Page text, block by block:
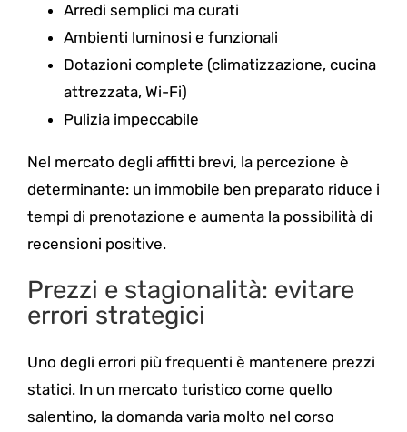
Arredi semplici ma curati
Ambienti luminosi e funzionali
Dotazioni complete (climatizzazione, cucina
attrezzata, Wi-Fi)
Pulizia impeccabile
Nel mercato degli affitti brevi, la percezione è
determinante: un immobile ben preparato riduce i
tempi di prenotazione e aumenta la possibilità di
recensioni positive.
Prezzi e stagionalità: evitare
errori strategici
Uno degli errori più frequenti è mantenere prezzi
statici. In un mercato turistico come quello
salentino, la domanda varia molto nel corso